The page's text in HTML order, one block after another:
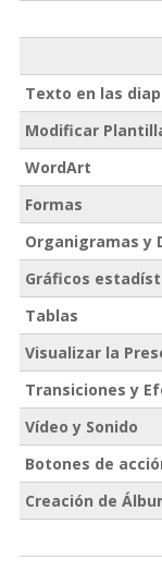
Texto en las
Modificar
WordArt
Formas
Organigramas y
Gráficos
Tablas
Visualizar la
Transiciones y
Vídeo y Sonido
Botones de
Creación de